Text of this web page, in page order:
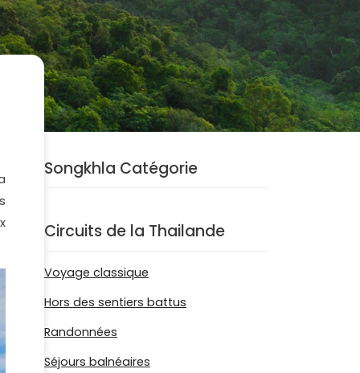
Songkhla Catégorie
Circuits de la Thailande
Voyage classique
Hors des sentiers battus
Randonnées
Séjours balnéaires